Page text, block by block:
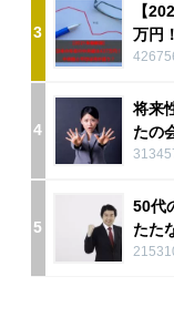
3
【
万円
4
将来
たの
5
50代
たた